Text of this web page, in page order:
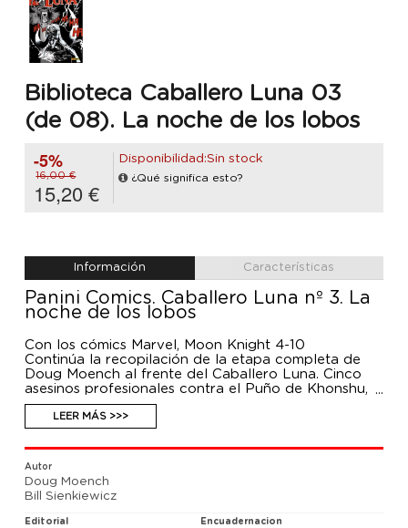
Biblioteca Caballero Luna 03
(de 08). La noche de los lobos
-5%
16,00 €
15,20 €
Disponibilidad:Sin stock
¿Qué significa esto?
Información Características
Panini Comics. Caballero Luna nº 3. La
noche de los lobos
Con los cómics Marvel, Moon Knight 4-10
Continúa la recopilación de la etapa completa de
Doug Moench al frente del Caballero Luna. Cinco
asesinos profesionales contra el Puño de Khonshu,
una historia de fantasmas, el Hombre de Medianoche
y mucho más, en el ambicioso proyecto en que Bill
Sienkiewicz eclosionó como artista, llevando a cabo
una prodigiosa evolución gráfica. Incluye secciones
editoriales de los cómics originales relativas al
Caballero Luna.
LEER MÁS >>>
Autor
Doug Moench
Bill Sienkiewicz
Editorial Encuadernacion